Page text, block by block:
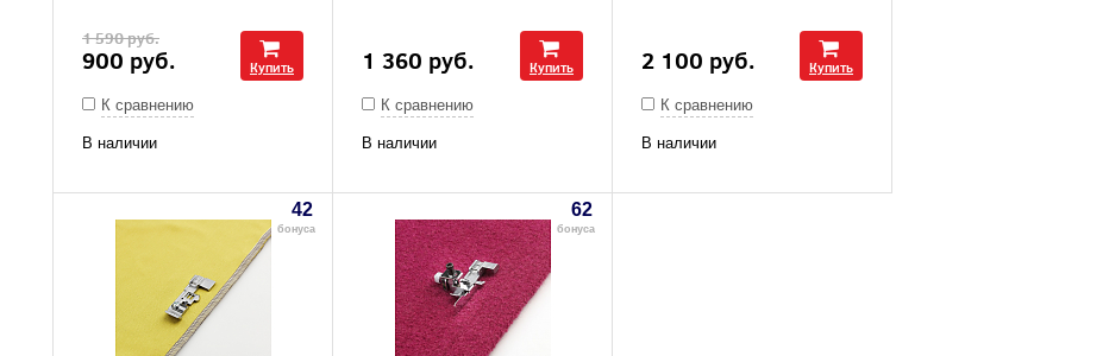
1 590руб.
900 руб. Купить
К сравнению
В наличии
1 360 руб. Купить
К сравнению
В наличии
2 100 руб. Купить
К сравнению
В наличии
42
бонуса
62
бонуса